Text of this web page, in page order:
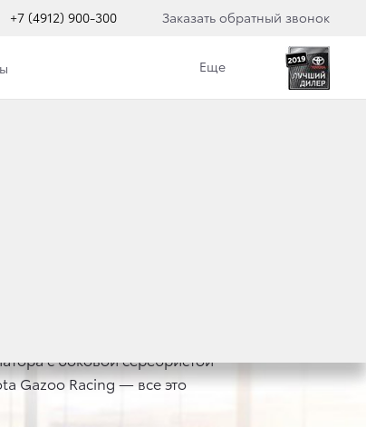
+7 (4912) 900-300 Заказать обратный звонок
Еще
с боковой серебристой
Gazoo Racing — все это